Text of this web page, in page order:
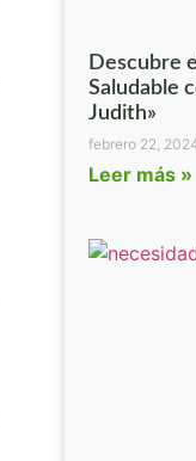
Descubre
Saludable
Judith»
febrero 22,
Leer más »